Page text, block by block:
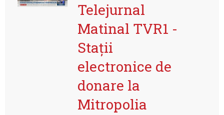
Telejurnal
Matinal TVR1 -
Stații
electronice de
donare la
Mitropolia